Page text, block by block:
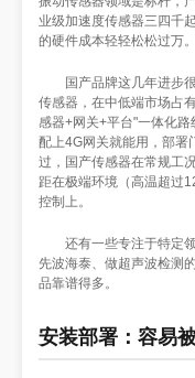
业级加速度传感器三四千
的硬件成本轻轻松松过万。
国产品牌这几年进步
传感器，在中低端市场占
感器+网关+平台"一体化路
配上4G网关就能用，部署
过，国产传感器在常规工
距在极端环境（高温超过
控制上。
还有一些专注于特定
先波海泰、做超声波检测
品靠谱得多。
安装部署：容易